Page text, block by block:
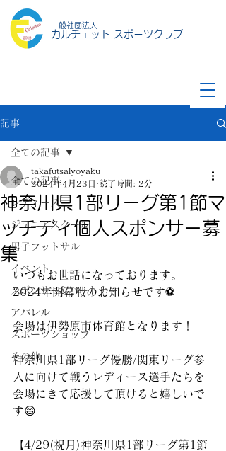
一般社団法人
カルチェット スポーツクラブ
記事
全ての記事
レディース
ジュニアスクール
男子フットサル
イベント
スポンサー&パートナー
アパレル
スポーツショップ
その他
全ての記事
神奈川県1部リーグ第1節マ
ッチディ個人スポンサー募
集
takafutsalyoyaku
2024年4月23日 読了時間: 2分
いつもお世話になっております。
2024年開幕戦のお知らせです⚽
会場は伊勢原市体育館となります！
神奈川県1部リーグ優勝/関東リーグ参
入に向けて戦うレディース選手たちを
会場にきて応援して頂けると嬉しいで
す😄
【4/29(祝月)神奈川県1部リーグ第1節